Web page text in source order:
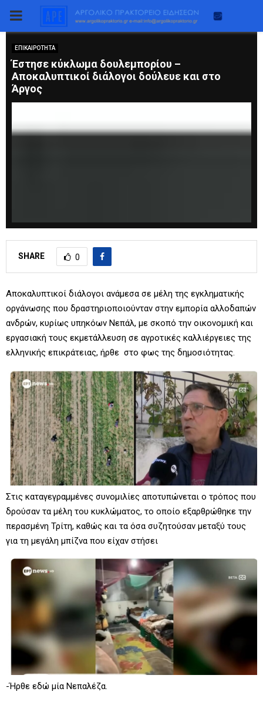
PRIMARY
MENU
ΕΠΙΚΑΙΡΟΤΗΤΑ
Έστησε κύκλωμα δουλεμπορίου –
Αποκαλυπτικοί διάλογοι δούλευε και στο
Άργος
SHARE 0
Αποκαλυπτικοί διάλογοι ανάμεσα σε μέλη της εγκληματικής
οργάνωσης που δραστηριοποιούνταν στην εμπορία αλλοδαπών
ανδρών, κυρίως υπηκόων Νεπάλ, με σκοπό την οικονομική και
εργασιακή τους εκμετάλλευση σε αγροτικές καλλιέργειες της
ελληνικής επικράτειας, ήρθε στο φως της δημοσιότητας.
Στις καταγεγραμμένες συνομιλίες αποτυπώνεται ο τρόπος που
δρούσαν τα μέλη του κυκλώματος, το οποίο εξαρθρώθηκε την
περασμένη Τρίτη, καθώς και τα όσα συζητούσαν μεταξύ τους
για τη μεγάλη μπίζνα που είχαν στήσει
-Ήρθε εδώ μία Νεπαλέζα.